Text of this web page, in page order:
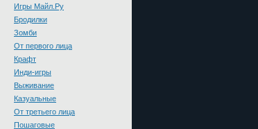
Игры Майл.Ру
Бродилки
Зомби
От первого лица
Крафт
Инди-игры
Выживание
Казуальные
От третьего лица
Пошаговые